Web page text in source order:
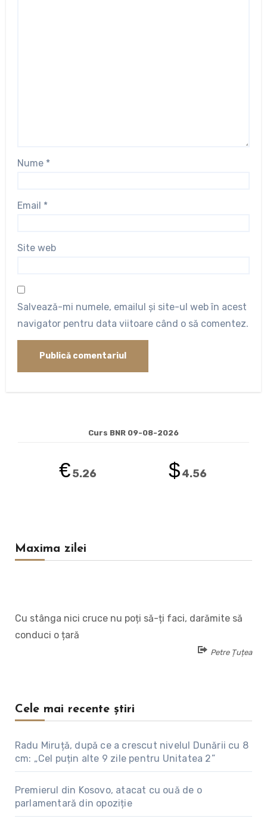
Nume *
Email *
Site web
Salvează-mi numele, emailul și site-ul web în acest
navigator pentru data viitoare când o să comentez.
Curs BNR 09-08-2026
€5.26 $4.56
Maxima zilei
Cu stânga nici cruce nu poți să-ți faci, darămite să
conduci o țară
Petre Țuțea
Cele mai recente știri
Radu Miruță, după ce a crescut nivelul Dunării cu 8
cm: „Cel puțin alte 9 zile pentru Unitatea 2”
Premierul din Kosovo, atacat cu ouă de o
parlamentară din opoziție